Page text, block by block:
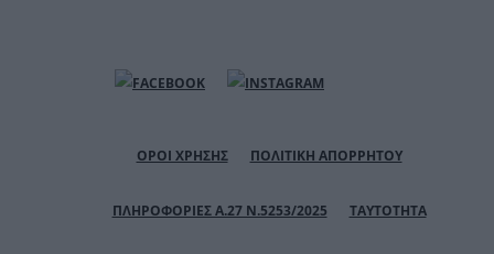
ΟΡΟΙ ΧΡΗΣΗΣ ΠΟΛΙΤΙΚΗ ΑΠΟΡΡΗΤΟΥ
ΠΛΗΡΟΦΟΡΙΕΣ Α.27 Ν.5253/2025 ΤΑΥΤΟΤΗΤΑ